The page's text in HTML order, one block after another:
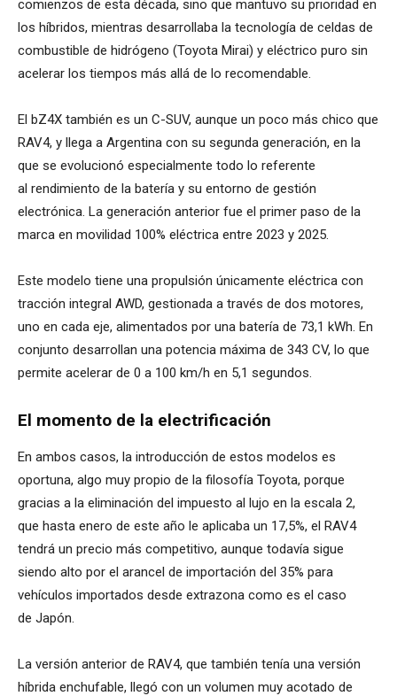
comienzos de esta década, sino que mantuvo su prioridad en
los híbridos, mientras desarrollaba la tecnología de celdas de
combustible de hidrógeno (Toyota Mirai) y eléctrico puro sin
acelerar los tiempos más allá de lo recomendable.
El bZ4X también es un C-SUV, aunque un poco más chico que
RAV4, y llega a Argentina con su segunda generación, en la
que se evolucionó especialmente todo lo referente
al rendimiento de la batería y su entorno de gestión
electrónica. La generación anterior fue el primer paso de la
marca en movilidad 100% eléctrica entre 2023 y 2025.
Este modelo tiene una propulsión únicamente eléctrica con
tracción integral AWD, gestionada a través de dos motores,
uno en cada eje, alimentados por una batería de 73,1 kWh. En
conjunto desarrollan una potencia máxima de 343 CV, lo que
permite acelerar de 0 a 100 km/h en 5,1 segundos.
El momento de la electrificación
En ambos casos, la introducción de estos modelos es
oportuna, algo muy propio de la filosofía Toyota, porque
gracias a la eliminación del impuesto al lujo en la escala 2,
que hasta enero de este año le aplicaba un 17,5%, el RAV4
tendrá un precio más competitivo, aunque todavía sigue
siendo alto por el arancel de importación del 35% para
vehículos importados desde extrazona como es el caso
de Japón.
La versión anterior de RAV4, que también tenía una versión
híbrida enchufable, llegó con un volumen muy acotado de